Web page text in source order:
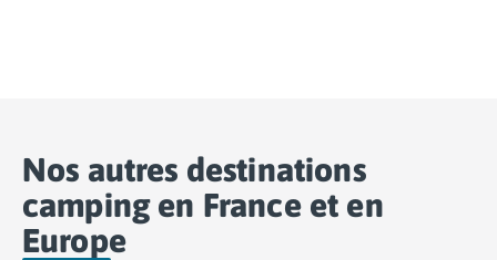
Nos autres destinations
camping en France et en
Europe